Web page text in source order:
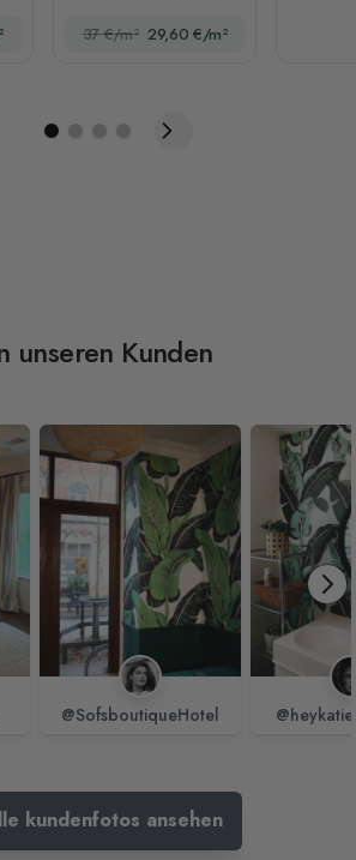
37 €/m² 29,60 €/m²
unseren Kunden
@SofsboutiqueHotel
kundenfotos ansehen